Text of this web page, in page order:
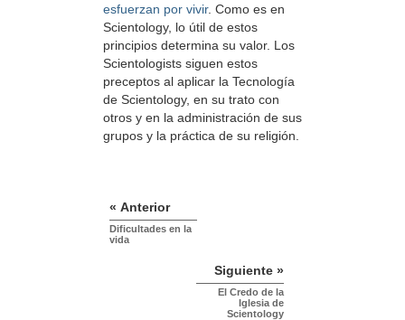
esfuerzan por vivir. Como es en
Scientology, lo útil de estos
principios determina su valor. Los
Scientologists siguen estos
preceptos al aplicar la Tecnología
de Scientology, en su trato con
otros y en la administración de sus
grupos y la práctica de su religión.
« Anterior
Dificultades en la
vida
Siguiente »
El Credo de la
Iglesia de
Scientology